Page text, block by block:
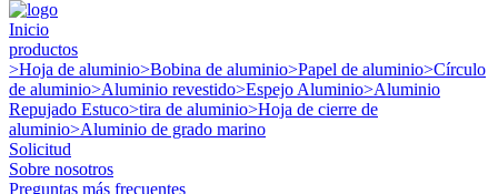
Inicio
productos
>Hoja de aluminio>Bobina de aluminio>Papel de aluminio>Círculo
de aluminio>Aluminio revestido>Espejo Aluminio>Aluminio
Repujado Estuco>tira de aluminio>Hoja de cierre de
aluminio>Aluminio de grado marino
Solicitud
Sobre nosotros
Preguntas más frecuentes